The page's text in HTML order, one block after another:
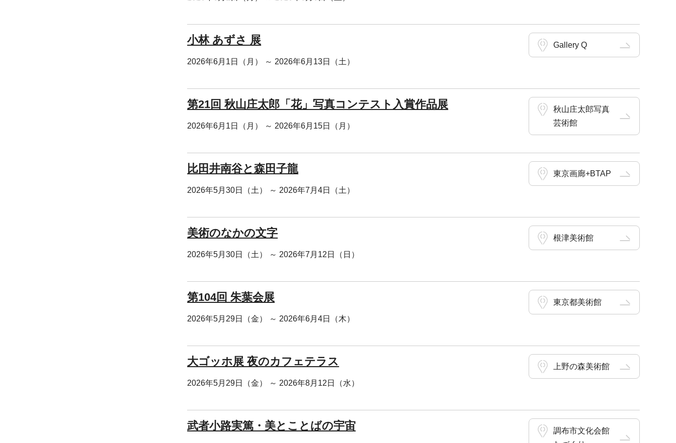
小林 あずさ 展
2026年6月1日（月） ～ 2026年6月13日（土）
Gallery Q
第21回 秋山庄太郎「花」写真コンテスト入賞作品展
2026年6月1日（月） ～ 2026年6月15日（月）
秋山庄太郎写真
芸術館
比田井南谷と森田子龍
2026年5月30日（土） ～ 2026年7月4日（土）
東京画廊+BTAP
美術のなかの文字
2026年5月30日（土） ～ 2026年7月12日（日）
根津美術館
第104回 朱葉会展
2026年5月29日（金） ～ 2026年6月4日（木）
東京都美術館
大ゴッホ展 夜のカフェテラス
2026年5月29日（金） ～ 2026年8月12日（水）
上野の森美術館
武者小路実篤・美とことばの宇宙
調布市文化会館